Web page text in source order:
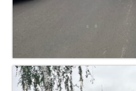
Christkindwiegen 2019
Christkindwiegen 2018